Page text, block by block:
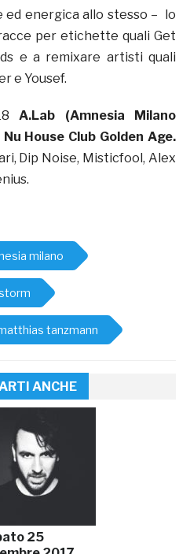
ed energica allo stesso – lo
per etichette quali Get
e a remixare artisti quali
e Yousef.
A.Lab (Amnesia Milano
Nu House Club Golden Age.
Dip Noise, Misticfool, Alex
milano
tanzmann
ANCHE
25